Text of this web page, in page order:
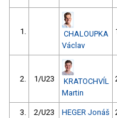
1.
CHALOUPKA
Václav
2. 1/U23
KRATOCHVÍL
Martin
3. 2/U23 HEGER Jonáš